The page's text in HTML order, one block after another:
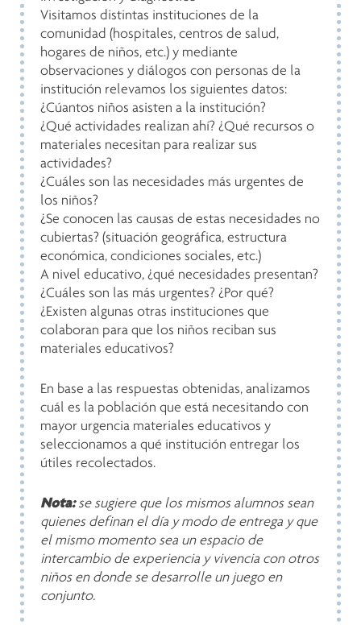
Visitamos distintas instituciones de la
comunidad (hospitales, centros de salud,
hogares de niños, etc.) y mediante
observaciones y diálogos con personas de la
institución relevamos los siguientes datos:
¿Cúantos niños asisten a la institución?
¿Qué actividades realizan ahí? ¿Qué recursos o
materiales necesitan para realizar sus
actividades?
¿Cuáles son las necesidades más urgentes de
los niños?
¿Se conocen las causas de estas necesidades no
cubiertas? (situación geográfica, estructura
económica, condiciones sociales, etc.)
A nivel educativo, ¿qué necesidades presentan?
¿Cuáles son las más urgentes? ¿Por qué?
¿Existen algunas otras instituciones que
colaboran para que los niños reciban sus
materiales educativos?
En base a las respuestas obtenidas, analizamos
cuál es la población que está necesitando con
mayor urgencia materiales educativos y
seleccionamos a qué institución entregar los
útiles recolectados.
Nota:se sugiere que los mismos alumnos sean
quienes definan el día y modo de entrega y que
el mismo momento sea un espacio de
intercambio de experiencia y vivencia con otros
niños en donde se desarrolle un juego en
conjunto.